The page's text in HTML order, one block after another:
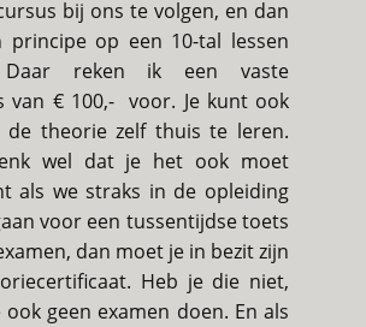
bij ons te volgen, en dan
op een 10-tal lessen
Daar reken ik een vaste
van € 100,- voor. Je kunt ook
de theorie zelf thuis te leren.
wel dat je het ook moet
als we straks in de opleiding
voor een tussentijdse toets
dan moet je in bezit zijn
Heb je die niet,
geen examen doen. En als